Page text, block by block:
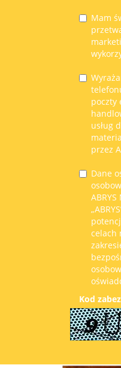
Mam
poczty
usług
przez
Dane
celach
Kod